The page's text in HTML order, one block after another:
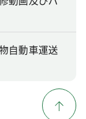
自動車運送